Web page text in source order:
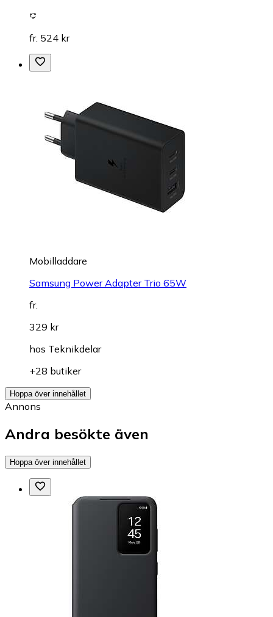
fr. 524 kr
Mobilladdare
Samsung Power Adapter Trio 65W
fr.
329 kr
hos Teknikdelar
+28 butiker
Hoppa över innehållet
Annons
Andra besökte även
Hoppa över innehållet